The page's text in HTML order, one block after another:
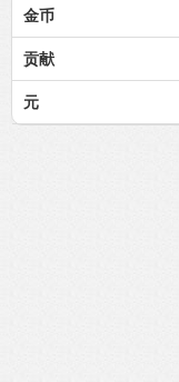
金币
贡献
元